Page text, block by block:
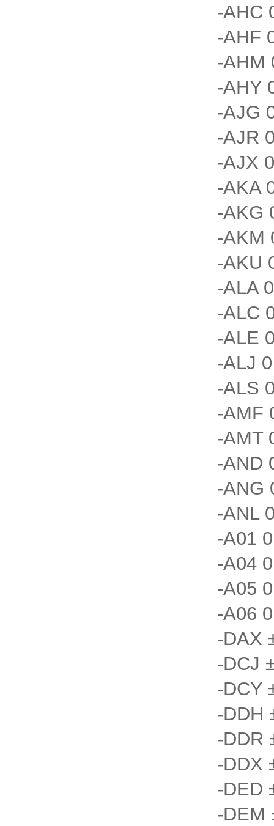
-AHC
-AHF
-AHM
-AHY
-AJG
-AJR
-AJX
-AKA
-AKG
-AKM
-AKU
-ALA
-ALC
-ALE
-ALJ
-ALS
-AMF
-AMT
-AND
-ANG
-ANL
-A01
-A04
-A05
-A06
-DAX
-DCJ
-DCY
-DDH
-DDR
-DDX
-DED
-DEM